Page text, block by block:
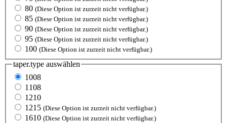
80 (Diese Option ist zurzeit nicht verfügbar.)
85 (Diese Option ist zurzeit nicht verfügbar.)
90 (Diese Option ist zurzeit nicht verfügbar.)
95 (Diese Option ist zurzeit nicht verfügbar.)
100 (Diese Option ist zurzeit nicht verfügbar.)
taper.type auswählen
1008
1108
1210
1215 (Diese Option ist zurzeit nicht verfügbar.)
1610 (Diese Option ist zurzeit nicht verfügbar.)